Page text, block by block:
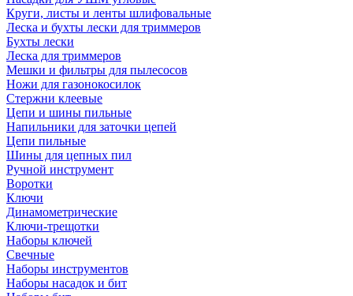
Круги, листы и ленты шлифовальные
Леска и бухты лески для триммеров
Бухты лески
Леска для триммеров
Мешки и фильтры для пылесосов
Ножи для газонокосилок
Стержни клеевые
Цепи и шины пильные
Напильники для заточки цепей
Цепи пильные
Шины для цепных пил
Ручной инструмент
Воротки
Ключи
Динамометрические
Ключи-трещотки
Наборы ключей
Свечные
Наборы инструментов
Наборы насадок и бит